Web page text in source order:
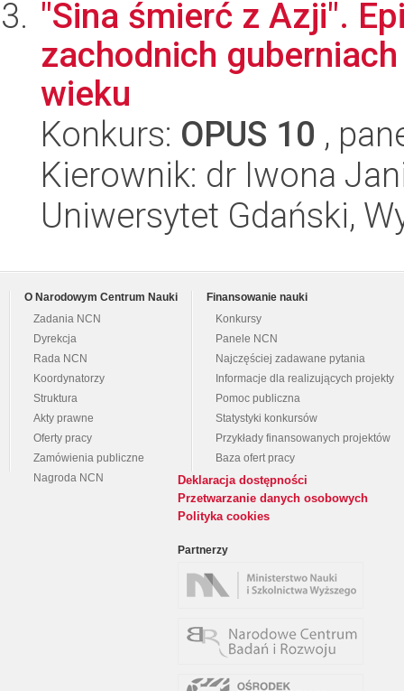
"Sina śmierć z Azji".
zachodnich
wieku
Konkurs: OPUS 10 ,
Kierownik: dr Iwona
Uniwersytet Gdański,
O Narodowym Centrum Nauki
Zadania NCN
Dyrekcja
Rada NCN
Koordynatorzy
Struktura
Akty prawne
Oferty pracy
Zamówienia publiczne
Nagroda NCN
Finansowanie nauki
Konkursy
Panele NCN
Najczęściej zadawane pytania
Informacje dla realizujących projekty
Pomoc publiczna
Statystyki konkursów
Przykłady finansowanych projektów
Baza ofert pracy
Deklaracja dostępności
Przetwarzanie danych osobowych
Polityka cookies
Partnerzy